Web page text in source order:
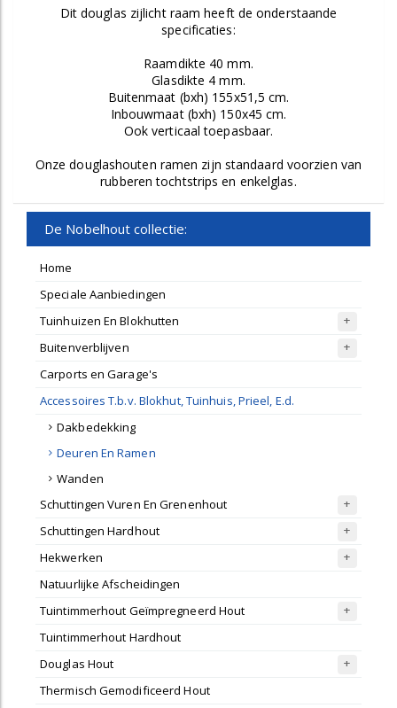
Dit douglas zijlicht raam heeft de onderstaande
specificaties:
Raamdikte 40 mm.
Glasdikte 4 mm.
Buitenmaat (bxh) 155x51,5 cm.
Inbouwmaat (bxh) 150x45 cm.
Ook verticaal toepasbaar.
Onze douglashouten ramen zijn standaard voorzien van
rubberen tochtstrips en enkelglas.
De Nobelhout collectie:
Home
Speciale Aanbiedingen
Tuinhuizen En Blokhutten
Buitenverblijven
Carports en Garage's
Accessoires T.b.v. Blokhut, Tuinhuis, Prieel, E.d.
Dakbedekking
Deuren En Ramen
Wanden
Schuttingen Vuren En Grenenhout
Schuttingen Hardhout
Hekwerken
Natuurlijke Afscheidingen
Tuintimmerhout Geïmpregneerd Hout
Tuintimmerhout Hardhout
Douglas Hout
Thermisch Gemodificeerd Hout